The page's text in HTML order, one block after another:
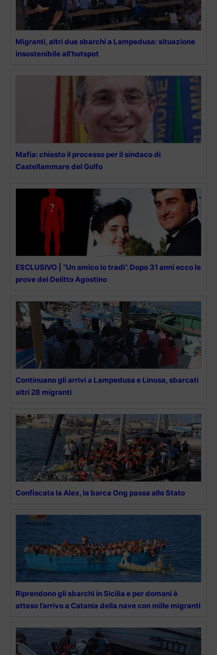
Migranti, altri due sbarchi a Lampedusa: situazione
insostenibile all’hotspot
Mafia: chiesto il processo per il sindaco di
Castellammare del Golfo
ESCLUSIVO | “Un amico lo tradì”. Dopo 31 anni ecco le
prove del Delitto Agostino
Continuano gli arrivi a Lampedusa e Linosa, sbarcati
altri 28 migranti
Confiscata la Alex, la barca Ong passa allo Stato
Riprendono gli sbarchi in Sicilia e per domani è
atteso l’arrivo a Catania della nave con mille migranti